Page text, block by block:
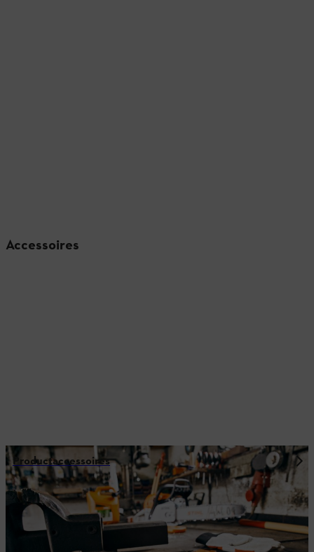
Accessoires
Productaccessoires